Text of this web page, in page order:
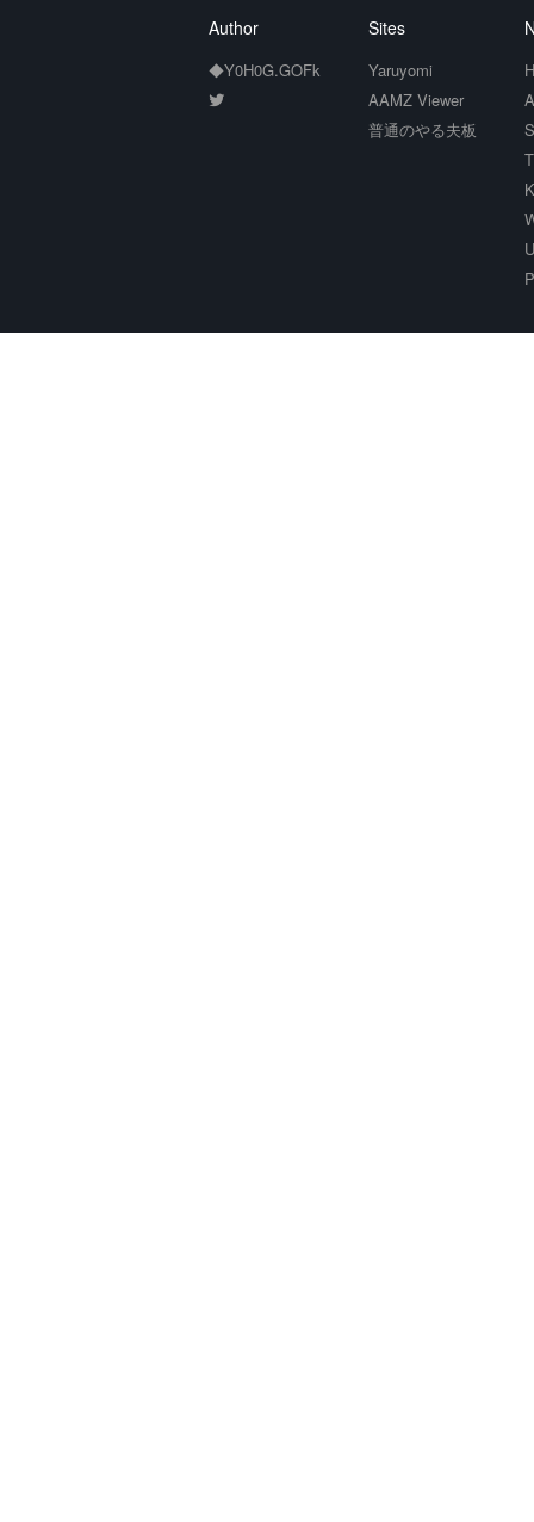
Author
◆Y0H0G.GOFk
Sites
Yaruyomi
AAMZ Viewer
普通のやる夫板